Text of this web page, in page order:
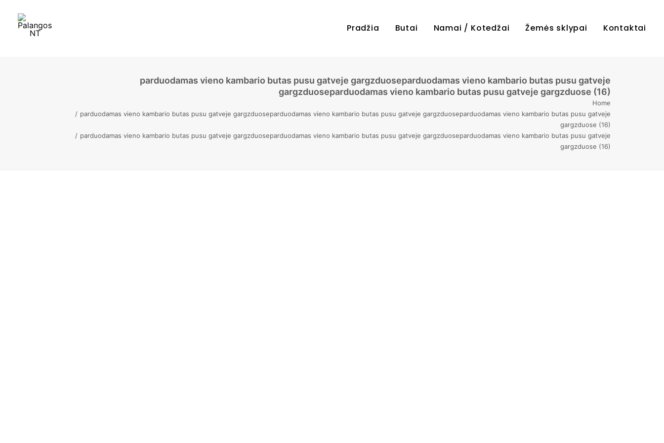
Pradžia Butai Namai / Kotedžai Žemės sklypai Kontaktai
parduodamas vieno kambario butas pusu gatveje gargzduoseparduodamas vieno kambario butas pusu gatveje
gargzduoseparduodamas vieno kambario butas pusu gatveje gargzduose (16)
Home
parduodamas vieno kambario butas pusu gatveje gargzduoseparduodamas vieno kambario butas pusu gatveje gargzduoseparduodamas vieno kambario butas pusu gatveje
gargzduose (16)
parduodamas vieno kambario butas pusu gatveje gargzduoseparduodamas vieno kambario butas pusu gatveje gargzduoseparduodamas vieno kambario butas pusu gatveje
gargzduose (16)